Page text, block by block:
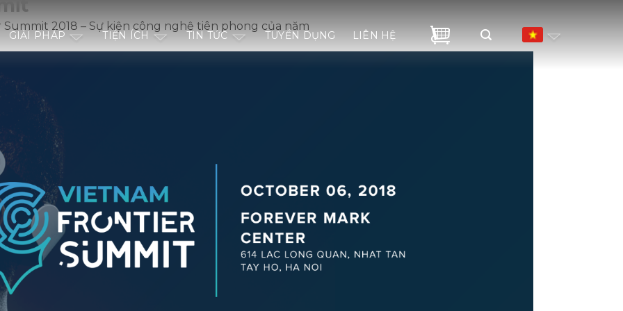
GIẢI PHÁP TIỆN ÍCH TIN TỨC TUYỂN DỤNG LIÊN HỆ
2018 – Sự kiện công nghệ tiên phong của năm